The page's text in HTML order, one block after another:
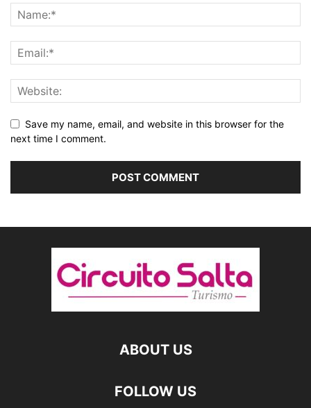
Save my name, email, and website in this browser for the
next time I comment.
ABOUT US
FOLLOW US